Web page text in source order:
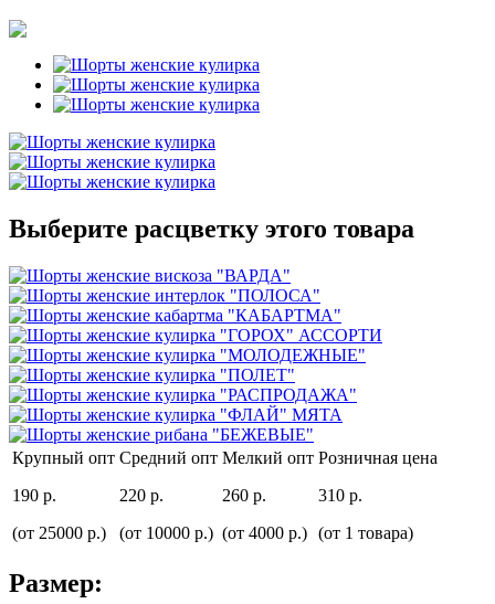
Выберите расцветку этого товара
Крупный опт
190 р.
(от 25000 р.)
Средний опт
220 р.
(от 10000 р.)
Мелкий опт
260 р.
(от 4000 р.)
Розничная цена
310 р.
(от 1 товара)
Размер: